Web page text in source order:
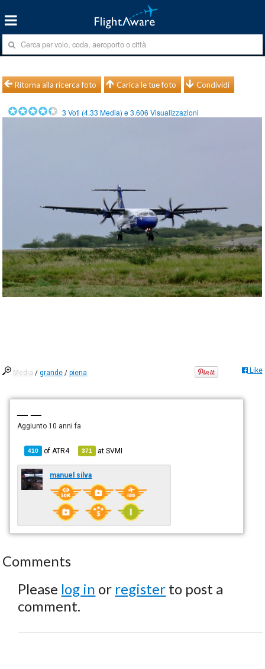
Ritorna alla ricerca foto Carica le tue foto Condividi
3 Voti (4.33 Media) e3.606 Visualizzazioni
Media /grande /piena Like
— —
Aggiunto 10 anni fa
410 of ATR4 371 atSVMI
manuel silva
Comments
Please log in or register to post a
comment.